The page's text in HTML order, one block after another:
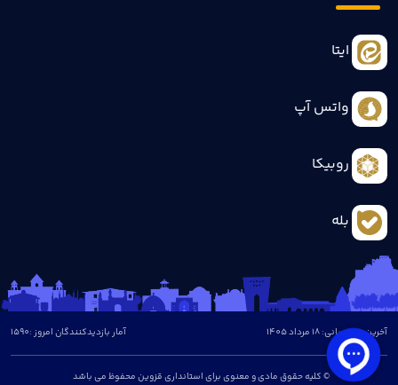
ایتا
واتس آپ
روبیکا
بله
آخرین بروزرسانی: 18 مرداد 1405
© کلیه حقوق مادی و معنوی برای استانداری قزوین محفوظ می باشد
آمار بازدیدکنندگان امروز :1590